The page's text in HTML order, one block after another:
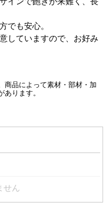
でも安心。
していますので、お好み
商品によって素材・部材・加
あります。
せん